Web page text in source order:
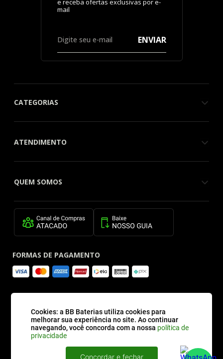
Cookies: a BB Baterias utiliza cookies para
melhorar sua experiência no site. Ao continuar
navegando, você concorda com a nossa política de
privacidade
Concordar e fechar
ENVIAR
CATEGORIAS
ATENDIMENTO
QUEM SOMOS
FORMAS DE PAGAMENTO
SITE SEGURO